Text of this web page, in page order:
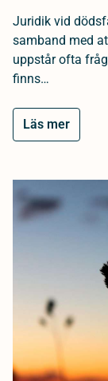
Juridik vid
samband med
uppstår ofta
finns…
Läs mer